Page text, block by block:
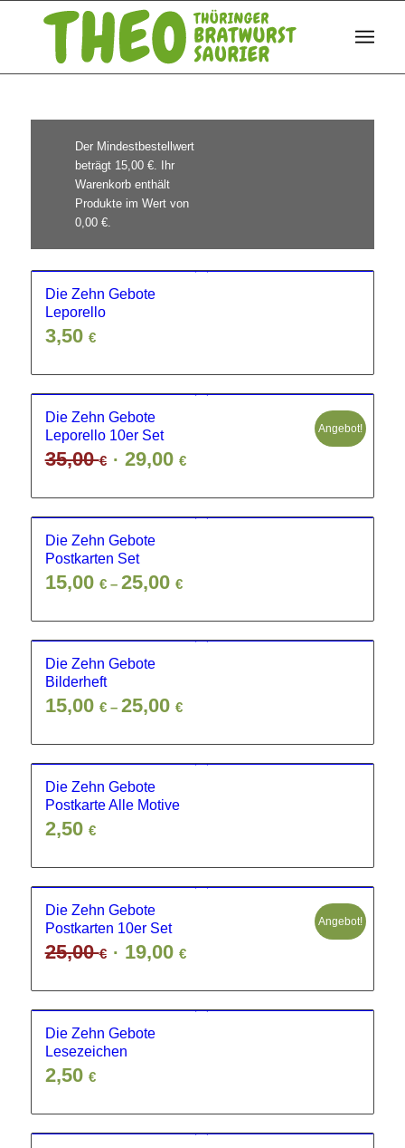
Der Mindestbestellwert
beträgt 15,00 €. Ihr
Warenkorb enthält
Produkte im Wert von
0,00 €.
Die Zehn Gebote
Leporello
3,50 €
Die Zehn Gebote
Leporello 10er Set
35,00€
Ursprünglicher
war:
35,00 €
29,00 €Aktueller
ist:
29,00 €.
Angebot!
Die Zehn Gebote
Postkarten Set
15,00 €– 25,00 €
Die Zehn Gebote
Bilderheft
15,00 €– 25,00 €
Die Zehn Gebote
Postkarte Alle Motive
2,50 €
Die Zehn Gebote
Postkarten 10er Set
25,00€
Ursprünglicher
war:
25,00 €
19,00 €Aktueller
ist:
19,00 €.
Angebot!
Die Zehn Gebote
Lesezeichen
2,50 €